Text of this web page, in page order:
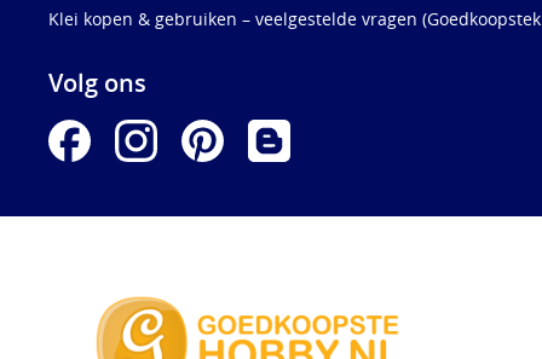
Klei kopen & gebruiken – veelgestelde vragen
Volg ons